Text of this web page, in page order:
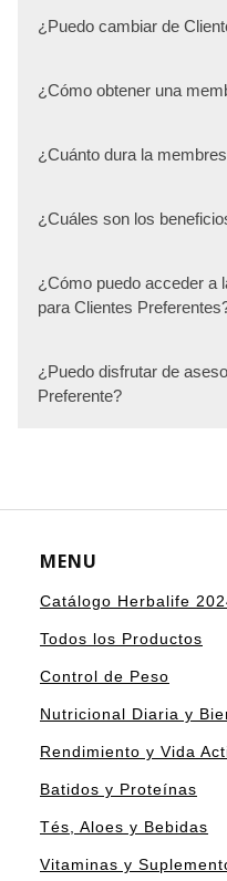
¿Puedo cambiar de
¿Cómo obtener una
¿Cuánto dura la
¿Cuáles son los
¿Cómo puedo acceder a
para Clientes
¿Puedo disfrutar de
Preferente?
MENU
Catálogo Herbalife
Todos los Productos
Control de Peso
Nutricional Diaria y
Rendimiento y Vida
Batidos y Proteínas
Tés, Aloes y Bebidas
Vitaminas y